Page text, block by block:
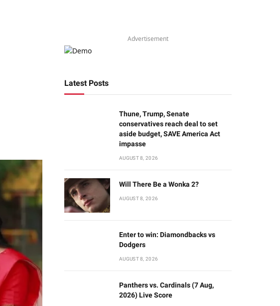
Advertisement
Latest Posts
Thune, Trump, Senate
conservatives reach deal to set
aside budget, SAVE America Act
impasse
AUGUST 8, 2026
Will There Be a Wonka 2?
AUGUST 8, 2026
Enter to win: Diamondbacks vs
Dodgers
AUGUST 8, 2026
Panthers vs. Cardinals (7 Aug,
2026) Live Score